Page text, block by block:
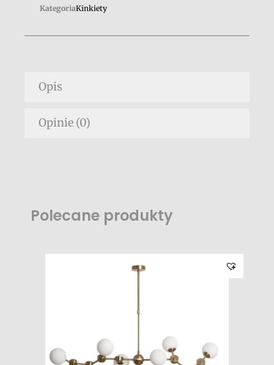
KategoriaKinkiety
Opis
Opinie (0)
Polecane produkty